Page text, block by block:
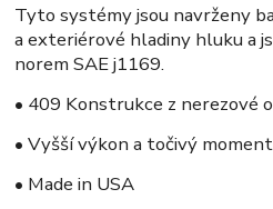
Tyto systémy jsou navrženy
a exteriérové hladiny hluku a
norem SAE j1169.
• 409 Konstrukce z nerezové
• Vyšší výkon a točivý moment
• Made in USA